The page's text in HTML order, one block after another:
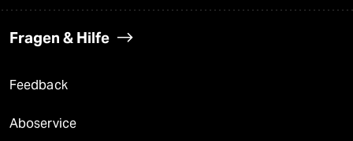
Fragen & Hilfe
Feedback
Aboservice